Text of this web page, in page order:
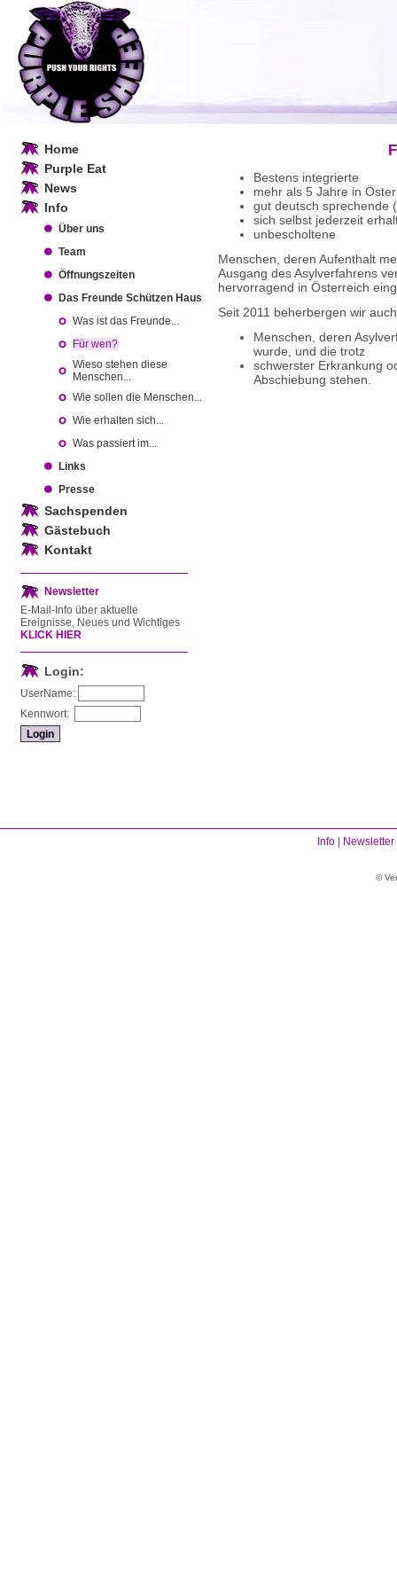
Home
Purple Eat
News
Info
Über uns
Team
Öffnungszeiten
Das Freunde Schützen Haus
Was ist das Freunde...
Für wen?
Wieso stehen diese
Menschen...
Wie sollen die Menschen...
Wie erhalten sich...
Was passiert im...
Links
Presse
Sachspenden
Gästebuch
Kontakt
Newsletter
E-Mail-Info über aktuelle
Ereignisse, Neues und Wichtiges
KLICK HIER
Login:
UserName:
Kennwort:
Bestens integrierte
mehr als 5 Jahre in
gut deutsch sprechende
sich selbst jederzeit
unbescholtene
Menschen, deren Aufenthalt
Ausgang des Asylverfahrens
hervorragend in Österreich
Seit 2011 beherbergen wir
Menschen, deren
wurde, und die trotz
schwerster Erkrankung
Abschiebung stehen.
Info| Newsletter
©